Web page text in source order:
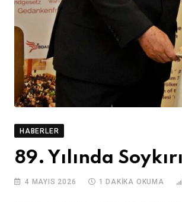
HABERLER
89. Yılında
4 MAYIS 2026 1 DAKIKA OKUMA